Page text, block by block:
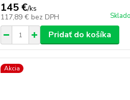
145 €/ks
117,89 € bez DPH
Pridať do košíka
Akcia